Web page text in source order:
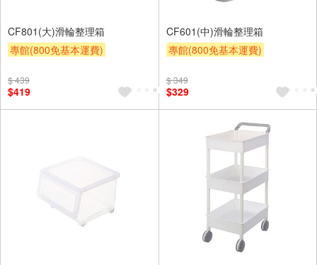
CF801(大)滑輪整理箱
專館(800免基本運費)
$ 439
$419
CF601(中)滑輪整理箱
專館(800免基本運費)
$ 349
$329